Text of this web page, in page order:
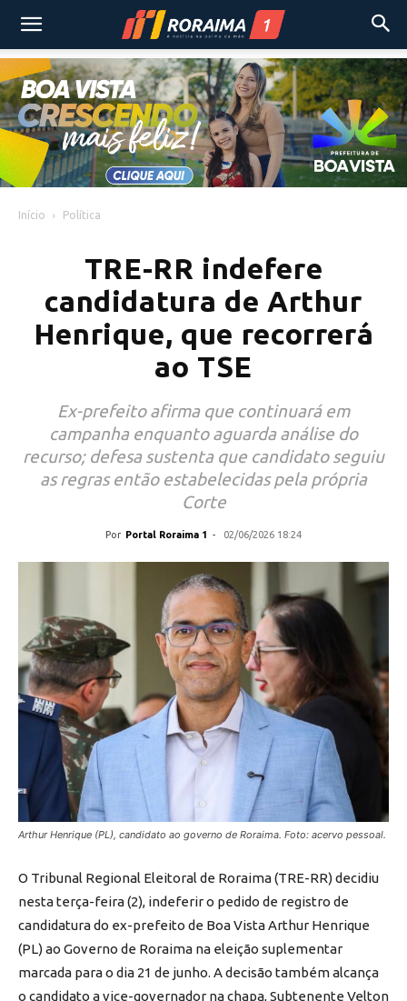
Início Política
TRE-RR indefere
candidatura de Arthur
Henrique, que recorrerá
ao TSE
Ex-prefeito afirma que continuará em
campanha enquanto aguarda análise do
recurso; defesa sustenta que candidato seguiu
as regras então estabelecidas pela própria
Corte
Por Portal Roraima 1 - 02/06/2026 18:24
Arthur Henrique (PL), candidato ao governo de Roraima. Foto: acervo pessoal.
O Tribunal Regional Eleitoral de Roraima (TRE-RR) decidiu
nesta terça-feira (2), indeferir o pedido de registro de
candidatura do ex-prefeito de Boa Vista Arthur Henrique
(PL) ao Governo de Roraima na eleição suplementar
marcada para o dia 21 de junho. A decisão também alcança
o candidato a vice-governador na chapa, Subtenente Velton